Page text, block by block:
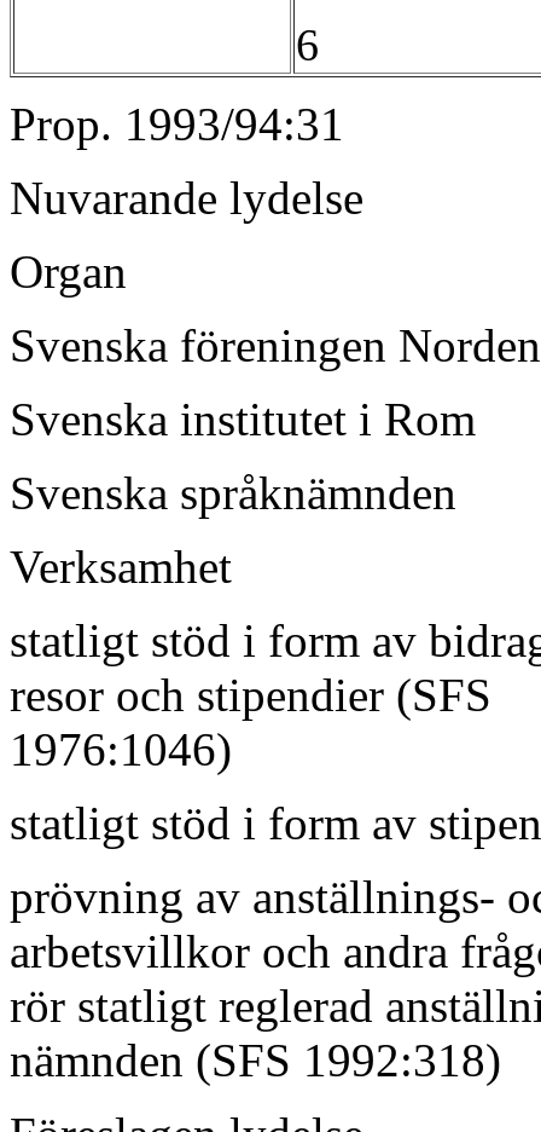
6
Prop. 1993/94:31
Nuvarande lydelse
Organ
Svenska föreningen Norden
Svenska institutet i Rom
Svenska språknämnden
Verksamhet
statligt stöd i form av
resor och stipendier (SFS
1976:1046)
statligt stöd i form av
prövning av anställnings-
arbetsvillkor och andra
rör statligt reglerad
nämnden (SFS 1992:318)